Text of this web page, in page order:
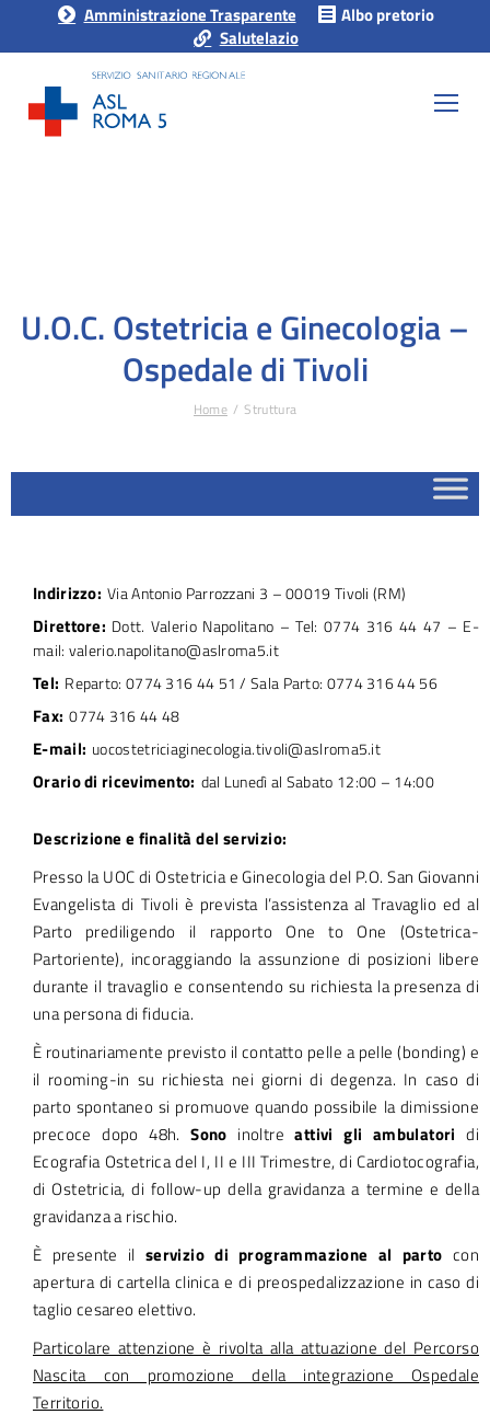
Amministrazione Trasparente
Albo pretorio
Salutelazio
U.O.C. Ostetricia e Ginecologia –
Ospedale di Tivoli
Home Struttura
Indirizzo: Via Antonio Parrozzani 3 – 00019 Tivoli (RM)
Direttore: Dott. Valerio Napolitano – Tel: 0774 316 44 47 – E-
mail: valerio.napolitano@aslroma5.it
Tel: Reparto: 0774 316 44 51 / Sala Parto: 0774 316 44 56
Fax: 0774 316 44 48
E-mail: uocostetriciaginecologia.tivoli@aslroma5.it
Orario di ricevimento: dal Lunedì al Sabato 12:00 – 14:00
Descrizione e finalità del servizio:
Presso la UOC di Ostetricia e Ginecologia del P.O. San Giovanni
Evangelista di Tivoli è prevista l’assistenza al Travaglio ed al
Parto prediligendo il rapporto One to One (Ostetrica-
Partoriente), incoraggiando la assunzione di posizioni libere
durante il travaglio e consentendo su richiesta la presenza di
una persona di fiducia.
È routinariamente previsto il contatto pelle a pelle (bonding) e
il rooming-in su richiesta nei giorni di degenza. In caso di
parto spontaneo si promuove quando possibile la dimissione
precoce dopo 48h.Sono inoltreattivi gli ambulatori di
Ecografia Ostetrica del I, II e III Trimestre, di Cardiotocografia,
di Ostetricia, di follow-up della gravidanza a termine e della
gravidanza a rischio.
È presente il servizio di programmazione al parto con
apertura di cartella clinica e di preospedalizzazione in caso di
taglio cesareo elettivo.
Particolare attenzione è rivolta alla attuazione del Percorso
Nascita con promozione della integrazione Ospedale
Territorio.